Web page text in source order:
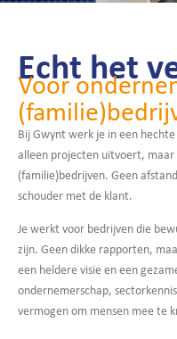
Echt het
Voor
Bij Gwynt werk je in een
alleen projecten uitvoert,
(familie)bedrijven. Geen
schouder met de klant.
Je werkt voor bedrijven die
zijn. Geen dikke rapporten,
een heldere visie en een
ondernemerschap,
vermogen om mensen mee te